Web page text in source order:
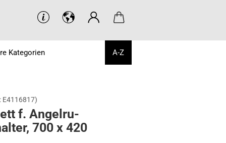
A-Z
Kategorien
E4116817)
f. An­gel­ru­
700 x 420